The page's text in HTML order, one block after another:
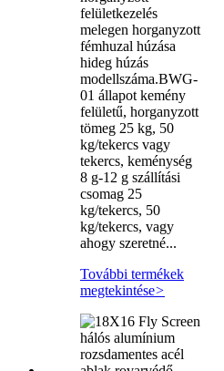
felületkezelés
melegen horganyzott
fémhuzal húzása
hideg húzás
modellszáma.BWG-
01 állapot kemény
felületű, horganyzott
tömeg 25 kg, 50
kg/tekercs vagy
tekercs, keménység
8 g-12 g szállítási
csomag 25
kg/tekercs, 50
kg/tekercs, vagy
ahogy szeretné...
További termékek
megtekintése>